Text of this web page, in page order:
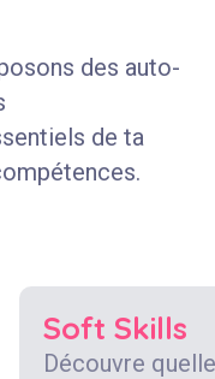
des auto-
de ta
Soft Skills
Découvre